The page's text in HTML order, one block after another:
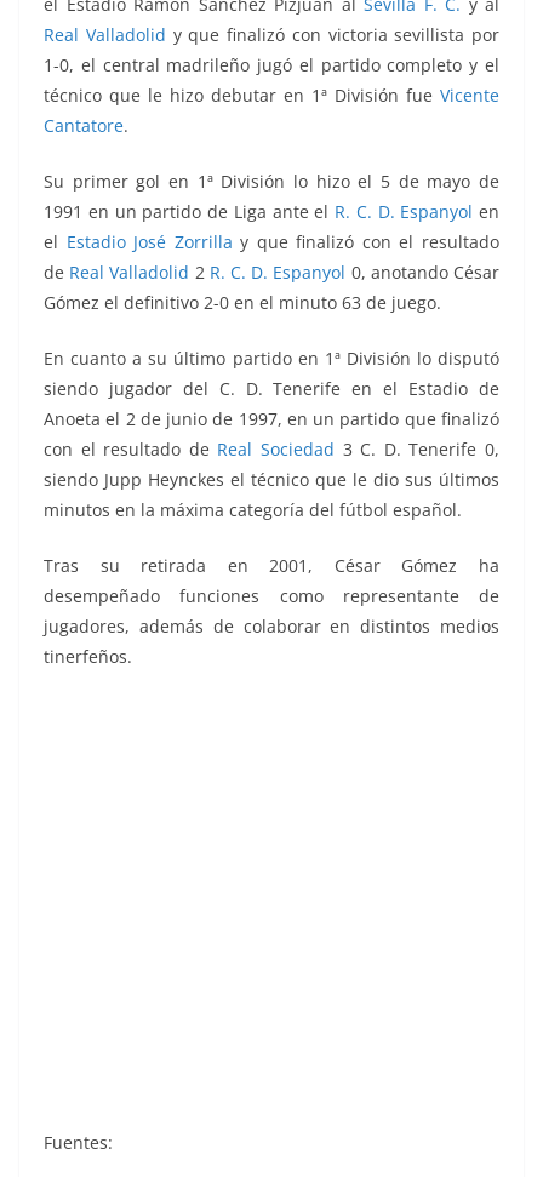
Real Valladolid y que finalizó con victoria sevillista por
1-0, el central madrileño jugó el partido completo y el
técnico que le hizo debutar en 1ª División fue Vicente
Cantatore.
Su primer gol en 1ª División lo hizo el 5 de mayo de
1991 en un partido de Liga ante el R. C. D. Espanyol en
el Estadio José Zorrilla y que finalizó con el resultado
de Real Valladolid 2 R. C. D. Espanyol 0, anotando César
Gómez el definitivo 2-0 en el minuto 63 de juego.
En cuanto a su último partido en 1ª División lo disputó
siendo jugador del C. D. Tenerife en el Estadio de
Anoeta el 2 de junio de 1997, en un partido que finalizó
con el resultado de Real Sociedad 3 C. D. Tenerife 0,
siendo Jupp Heynckes el técnico que le dio sus últimos
minutos en la máxima categoría del fútbol español.
Tras su retirada en 2001, César Gómez ha
desempeñado funciones como representante de
jugadores, además de colaborar en distintos medios
tinerfeños.
Fuentes: